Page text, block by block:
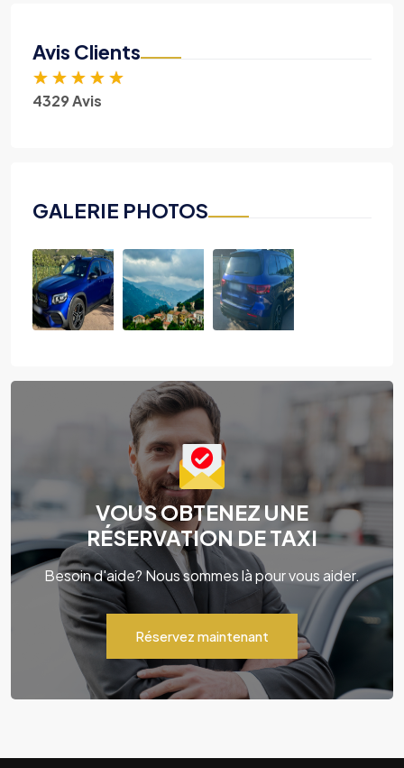
Avis Clients
★ ★ ★ ★ ★
4329 Avis
GALERIE PHOTOS
VOUS OBTENEZ UNE
RÉSERVATION DE TAXI
Besoin d'aide? Nous sommes là pour vous aider.
Réservez maintenant